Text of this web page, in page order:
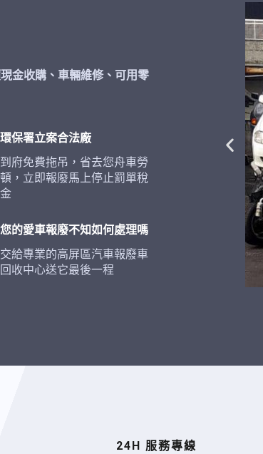
金收購、車輛維修、可用零
環保署立案合法廠
到府免費拖吊，省去您舟車勞
頓，立即報廢馬上停止罰單稅
金
您的愛車報廢不知如何處理嗎
交給專業的高屏區汽車報廢車
回收中心送它最後一程
24H 服務專線